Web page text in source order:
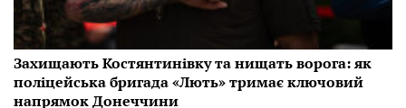
Захищають Костянтинівку та нищать ворога: як
поліцейська бригада «Лють» тримає ключовий
напрямок Донеччини